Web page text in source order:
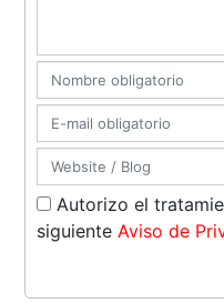
Autorizo el
siguienteAviso de